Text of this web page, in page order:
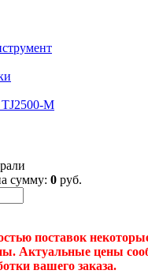
TJ2500-M
сумму: 0 руб.
поставок
Актуальные цены
вашего заказа.